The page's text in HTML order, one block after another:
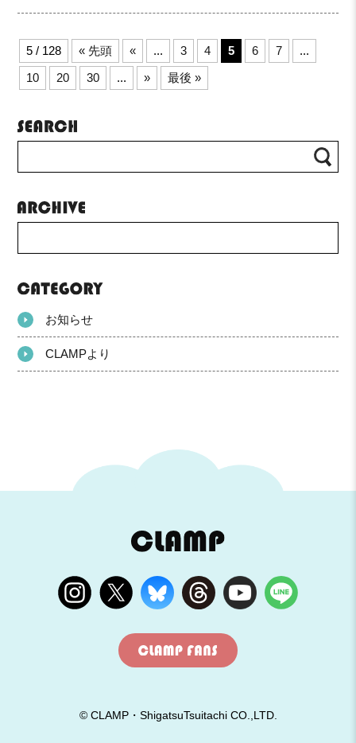
5 / 128 « 先頭 « ... 3 4 5 6 7
...
10
20 30 ... » 最後 »
お知らせ
CLAMPより
© CLAMP・ShigatsuTsuitachi CO.,LTD.